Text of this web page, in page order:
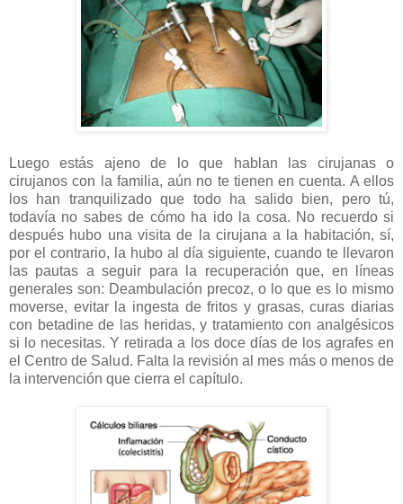
Luego estás ajeno de lo que hablan las cirujanas o
cirujanos con la familia, aún no te tienen en cuenta. A ellos
los han tranquilizado que todo ha salido bien, pero tú,
todavía no sabes de cómo ha ido la cosa. No recuerdo si
después hubo una visita de la cirujana a la habitación, sí,
por el contrario, la hubo al día siguiente, cuando te llevaron
las pautas a seguir para la recuperación que, en líneas
generales son: Deambulación precoz, o lo que es lo mismo
moverse, evitar la ingesta de fritos y grasas, curas diarias
con betadine de las heridas, y tratamiento con analgésicos
si lo necesitas. Y retirada a los doce días de los agrafes en
el Centro de Salud. Falta la revisión al mes más o menos de
la intervención que cierra el capítulo.